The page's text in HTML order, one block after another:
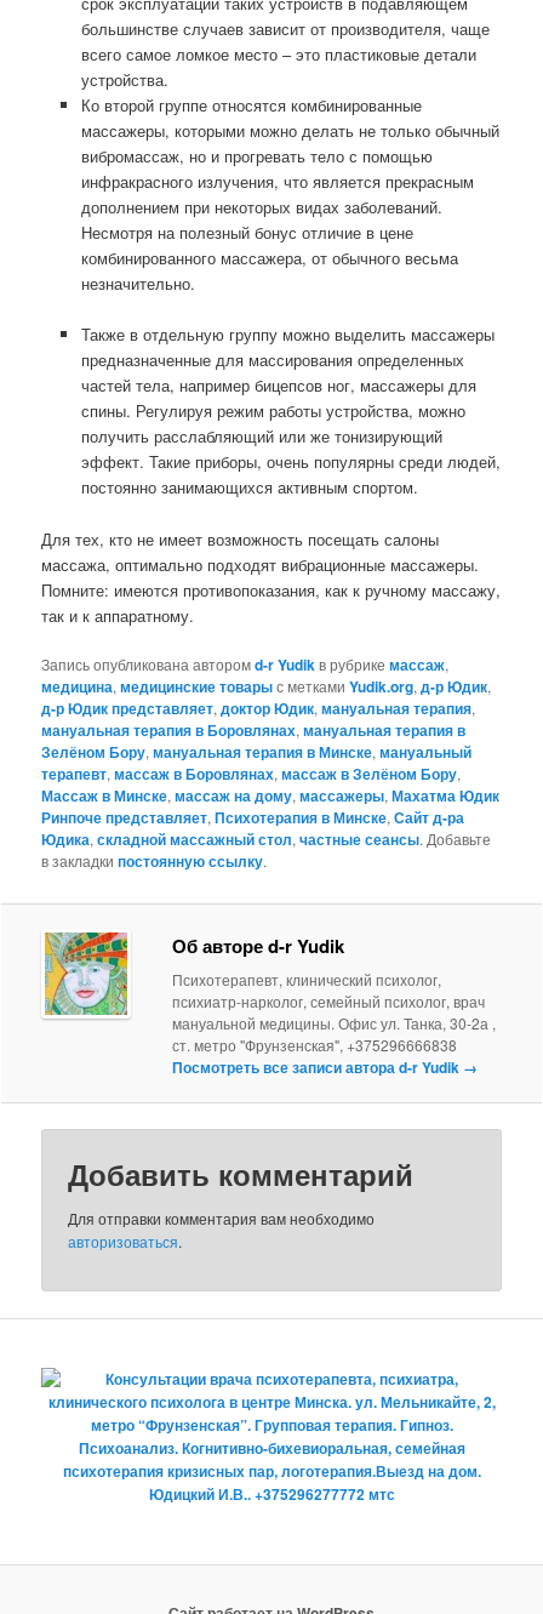
большинстве случаев зависит от производителя, чаще
всего самое ломкое место – это пластиковые детали
устройства.
Ко второй группе относятся комбинированные
массажеры, которыми можно делать не только обычный
вибромассаж, но и прогревать тело с помощью
инфракрасного излучения, что является прекрасным
дополнением при некоторых видах заболеваний.
Несмотря на полезный бонус отличие в цене
комбинированного массажера, от обычного весьма
незначительно.
Также в отдельную группу можно выделить массажеры
предназначенные для массирования определенных
частей тела, например бицепсов ног, массажеры для
спины. Регулируя режим работы устройства, можно
получить расслабляющий или же тонизирующий
эффект. Такие приборы, очень популярны среди людей,
постоянно занимающихся активным спортом.
Для тех, кто не имеет возможность посещать салоны
массажа, оптимально подходят вибрационные массажеры.
Помните: имеются противопоказания, как к ручному массажу,
так и к аппаратному.
Запись опубликована авторомd-r Yudikв рубрикемассаж,
медицина,медицинские товарыс меткамиYudik.org,д-р Юдик,
д-р Юдик представляет,доктор Юдик,мануальная терапия,
мануальная терапия в Боровлянах,мануальная терапия в
Зелёном Бору,мануальная терапия в Минске,мануальный
терапевт,массаж в Боровлянах,массаж в Зелёном Бору,
Массаж в Минске,массаж на дому,массажеры,Махатма Юдик
Ринпоче представляет,Психотерапия в Минске,Сайт д-ра
Юдика,складной массажный стол,частные сеансы. Добавьте
в закладкипостоянную ссылку.
Об авторе d-r Yudik
Психотерапевт, клинический психолог,
психиатр-нарколог, семейный психолог, врач
мануальной медицины. Офис ул. Танка, 30-2а ,
ст. метро "Фрунзенская", +375296666838
Посмотреть все записи автора d-r Yudik →
Добавить комментарий
Для отправки комментария вам необходимо
авторизоваться.